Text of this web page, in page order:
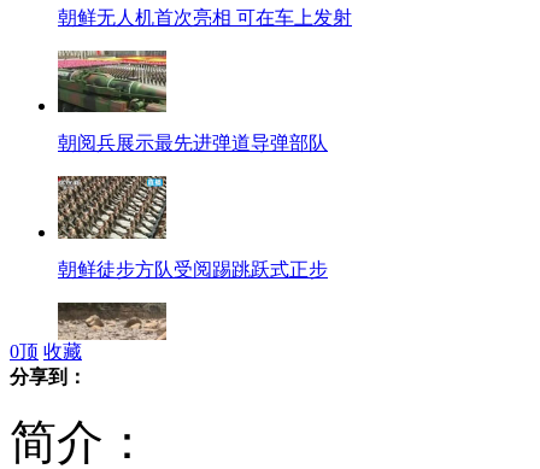
朝鲜无人机首次亮相 可在车上发射
朝阅兵展示最先进弹道导弹部队
朝鲜徒步方队受阅踢跳跃式正步
0顶 收藏
分享到：
简介：